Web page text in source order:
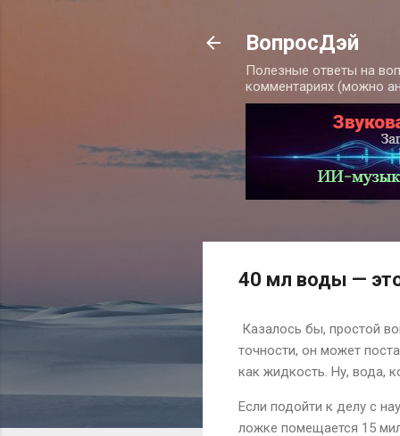
ВопросДэй
Полезные ответы на
комментариях (можно
40 мл воды —
Казалось бы, простой
точности, он может
как жидкость. Ну, вода,
Если подойти к делу с
ложке помещается 15